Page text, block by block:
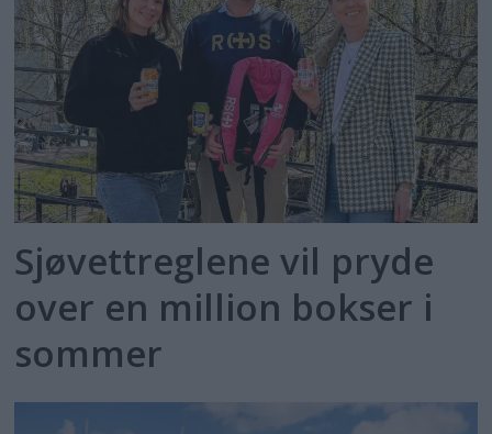
Sjøvettreglene vil pryde
over en million bokser i
sommer